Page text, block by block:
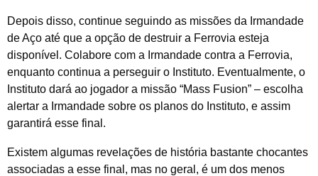
Depois disso, continue seguindo as missões da Irmandade
de Aço até que a opção de destruir a Ferrovia esteja
disponível. Colabore com a Irmandade contra a Ferrovia,
enquanto continua a perseguir o Instituto. Eventualmente, o
Instituto dará ao jogador a missão “Mass Fusion” – escolha
alertar a Irmandade sobre os planos do Instituto, e assim
garantirá esse final.
Existem algumas revelações de história bastante chocantes
associadas a esse final, mas no geral, é um dos menos